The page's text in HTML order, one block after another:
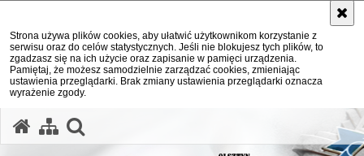
Strona używa plików cookies, aby ułatwić użytkownikom korzystanie z
serwisu oraz do celów statystycznych. Jeśli nie blokujesz tych plików, to
zgadzasz się na ich użycie oraz zapisanie w pamięci urządzenia.
Pamiętaj, że możesz samodzielnie zarządzać cookies, zmieniając
ustawienia przeglądarki. Brak zmiany ustawienia przeglądarki oznacza
wyrażenie zgody.